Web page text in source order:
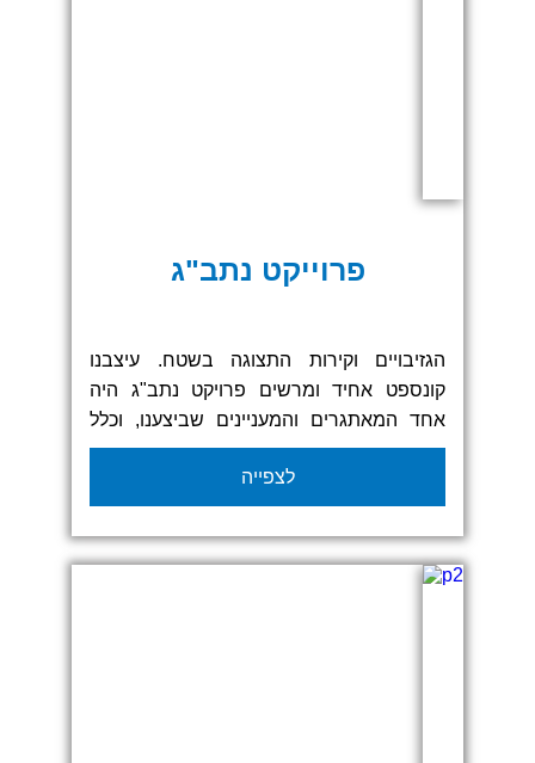
פרוייקט נתב"ג
הגזיבויים וקירות התצוגה בשטח. עיצבנו
קונספט אחיד ומרשים פרויקט נתב"ג היה
אחד המאתגרים והמעניינים שביצענו, וכלל
מיתוג מלא לכל הדגלים, ששיקף את ערכי
המותג והאווירה של המקום, תוך הקפדה על
נראות מוקפדת וייצוג מקצועי. התוצאה הייתה
שילוב של צבעים, מסרים וגרפיקה חזקה
שיצרה נוכחות בולטת ושפה ויזואלית אחידה
לצפייה